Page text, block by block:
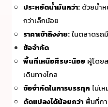
ประหยัดน้ำมันกว่า: ด้วยน้ำ
กว่าเล็กน้อย
ราคาเข้าถึงง่าย: ในตลาดรถ
ข้อจำกัด
พื้นที่เหนือศีรษะน้อย ผู้โดย
เดินทางไกล
ข้อจำกัดในการบรรทุก ไม่เ
ดัดแปลงได้น้อยกว่า พื้นที่ภา